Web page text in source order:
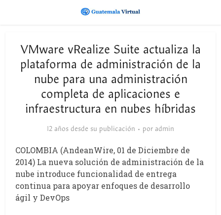
VMware vRealize Suite actualiza la
plataforma de administración de la
nube para una administración
completa de aplicaciones e
infraestructura en nubes híbridas
12 años desde su publicación por admin
COLOMBIA (AndeanWire, 01 de Diciembre de
2014) La nueva solución de administración de la
nube introduce funcionalidad de entrega
continua para apoyar enfoques de desarrollo
ágil y DevOps